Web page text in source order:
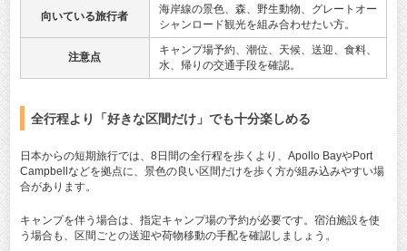
向いている旅行者
海岸線の景色、森、野生動物、グレートオー
シャンロード観光を組み合わせたい方。
注意点
キャンプ場予約、潮位、天候、送迎、食料、
水、帰りの交通手段を確認。
全行程より「好きな区間だけ」でも十分楽しめる
日本からの短期旅行では、8日間の全行程を歩くより、Apollo BayやPort
Campbellなどを拠点に、景色の良い区間だけを歩く方が組み込みやすい場
合があります。
キャンプを伴う場合は、指定キャンプ場の予約が必要です。宿泊施設を使
う場合も、区間ごとの送迎や荷物移動の手配を確認しましょう。